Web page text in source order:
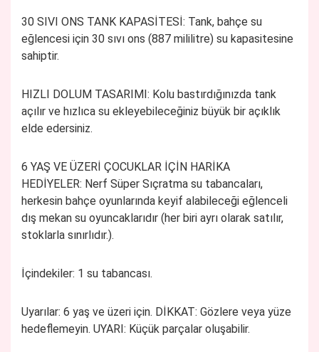
30 SIVI ONS TANK KAPASİTESİ: Tank, bahçe su
eğlencesi için 30 sıvı ons (887 mililitre) su kapasitesine
sahiptir.
HIZLI DOLUM TASARIMI: Kolu bastırdığınızda tank
açılır ve hızlıca su ekleyebileceğiniz büyük bir açıklık
elde edersiniz.
6 YAŞ VE ÜZERİ ÇOCUKLAR İÇİN HARİKA
HEDİYELER: Nerf Süper Sıçratma su tabancaları,
herkesin bahçe oyunlarında keyif alabileceği eğlenceli
dış mekan su oyuncaklarıdır (her biri ayrı olarak satılır,
stoklarla sınırlıdır.).
İçindekiler: 1 su tabancası.
Uyarılar: 6 yaş ve üzeri için. DİKKAT: Gözlere veya yüze
hedeflemeyin. UYARI: Küçük parçalar oluşabilir.